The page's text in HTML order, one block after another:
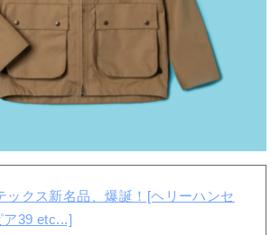
ックス新名品、爆誕！[ヘリーハンセ
ア39 etc...]